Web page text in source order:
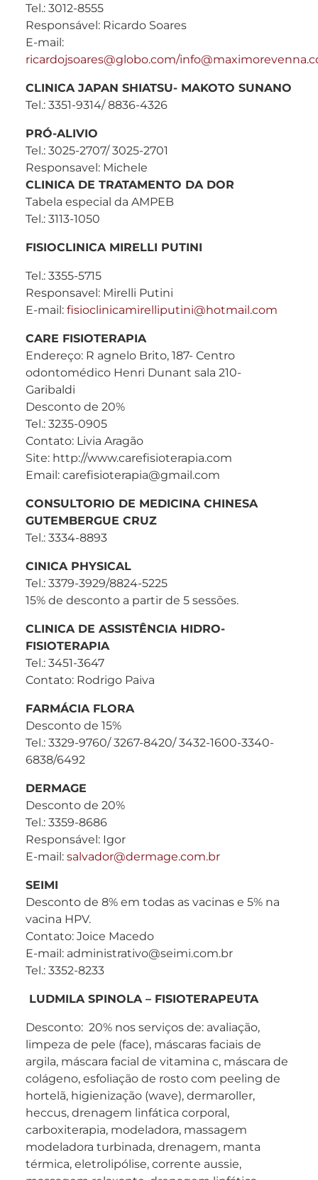
Tel.: 3012-8555
Responsável: Ricardo Soares
E-mail:
ricardojsoares@globo.com/
CLINICA JAPAN SHIATSU- MAKOTO SUNANO
Tel.: 3351-9314/ 8836-4326
PRÓ-ALIVIO
Tel.: 3025-2707/ 3025-2701
Responsavel: Michele
CLINICA DE TRATAMENTO DA DOR
Tabela especial da AMPEB
Tel.: 3113-1050
FISIOCLINICA MIRELLI PUTINI
Tel.: 3355-5715
Responsavel: Mirelli Putini
E-mail: fisioclinicamirelliputini@hotmail.com
CARE FISIOTERAPIA
Endereço: R agnelo Brito, 187- Centro
odontomédico Henri Dunant sala 210-
Garibaldi
Desconto de 20%
Tel.: 3235-0905
Contato: Livia Aragão
Site: http://www.carefisioterapia.com
Email: carefisioterapia@gmail.com
CONSULTORIO DE MEDICINA CHINESA
GUTEMBERGUE CRUZ
Tel.: 3334-8893
CINICA PHYSICAL
Tel.: 3379-3929/8824-5225
15% de desconto a partir de 5 sessões.
CLINICA DE ASSISTÊNCIA HIDRO-
FISIOTERAPIA
Tel.: 3451-3647
Contato: Rodrigo Paiva
FARMÁCIA FLORA
Desconto de 15%
Tel.: 3329-9760/ 3267-8420/ 3432-1600-3340-
6838/6492
DERMAGE
Desconto de 20%
Tel.: 3359-8686
Responsável: Igor
E-mail: salvador@dermage.com.br
SEIMI
Desconto de 8% em todas as vacinas e 5% na
vacina HPV.
Contato: Joice Macedo
E-mail: administrativo@seimi.com.br
Tel.: 3352-8233
LUDMILA SPINOLA – FISIOTERAPEUTA
Desconto: 20% nos serviços de: avaliação,
limpeza de pele (face), máscaras faciais de
argila, máscara facial de vitamina c, máscara de
colágeno, esfoliação de rosto com peeling de
hortelã, higienização (wave), dermaroller,
heccus, drenagem linfática corporal,
carboxiterapia, modeladora, massagem
modeladora turbinada, drenagem, manta
térmica, eletrolipólise, corrente aussie,